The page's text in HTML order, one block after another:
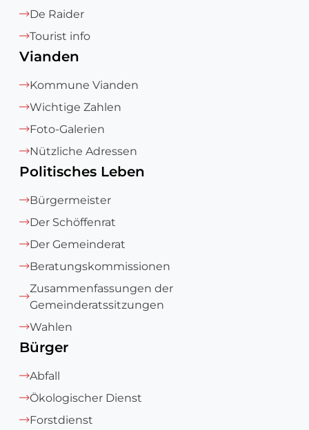
De Raider
Tourist info
Vianden
Kommune Vianden
Wichtige Zahlen
Foto-Galerien
Nützliche Adressen
Politisches Leben
Bürgermeister
Der Schöffenrat
Der Gemeinderat
Beratungskommissionen
Zusammenfassungen der
Gemeinderatssitzungen
Wahlen
Bürger
Abfall
Ökologischer Dienst
Forstdienst